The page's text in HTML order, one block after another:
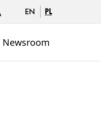
EN PL
Newsroom